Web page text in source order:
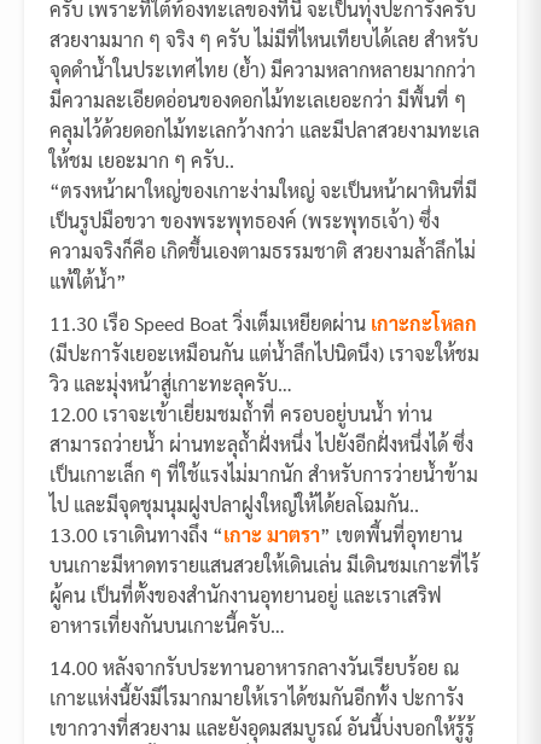
ครับ เพราะที่ใต้ท้องทะเลของที่นี้ จะเป็นทุ่งปะการังครับ
สวยงามมาก ๆ จริง ๆ ครับ ไม่มีที่ไหนเทียบได้เลย สำหรับ
จุดดำน้ำในประเทศไทย (ย้ำ) มีความหลากหลายมากกว่า
มีความละเอียดอ่อนของดอกไม้ทะเลเยอะกว่า มีพื้นที่ ๆ
คลุมไว้ด้วยดอกไม้ทะเลกว้างกว่า และมีปลาสวยงามทะเล
ให้ชม เยอะมาก ๆ ครับ..
“ตรงหน้าผาใหญ่ของเกาะง่ามใหญ่ จะเป็นหน้าผาหินที่มี
เป็นรูปมือขวา ของพระพุทธองค์ (พระพุทธเจ้า) ซึ่ง
ความจริงก็คือ เกิดขึ้นเองตามธรรมชาติ สวยงามล้ำลึกไม่
แพ้ใต้น้ำ”
11.30 เรือ Speed Boat วิ่งเต็มเหยียดผ่าน เกาะกะโหลก
(มีปะการังเยอะเหมือนกัน แต่น้ำลึกไปนิดนึง) เราจะให้ชม
วิว และมุ่งหน้าสู่เกาะทะลุครับ…
12.00 เราจะเข้าเยี่ยมชมถ้ำที่ ครอบอยู่บนน้ำ ท่าน
สามารถว่ายน้ำ ผ่านทะลุถ้ำฝั่งหนึ่ง ไปยังอีกฝั่งหนึ่งได้ ซึ่ง
เป็นเกาะเล็ก ๆ ที่ใช้แรงไม่มากนัก สำหรับการว่ายน้ำข้าม
ไป และมีจุดชุมนุมฝูงปลาฝูงใหญ่ให้ได้ยลโฉมกัน..
13.00 เราเดินทางถึง “เกาะ มาตรา” เขตพี้นที่อุทยาน
บนเกาะมีหาดทรายแสนสวยให้เดินเล่น มีเดินชมเกาะที่ไร้
ผู้คน เป็นที่ตั้งของสำนักงานอุทยานอยู่ และเราเสริฟ
อาหารเที่ยงกันบนเกาะนี้ครับ…
14.00 หลังจากรับประทานอาหารกลางวันเรียบร้อย ณ
เกาะแห่งนี้ยังมีไรมากมายให้เราได้ชมกันอีกทั้ง ปะการัง
เขากวางที่สวยงาม และยังอุดมสมบูรณ์ อันนี้บ่งบอกให้รู้รู้